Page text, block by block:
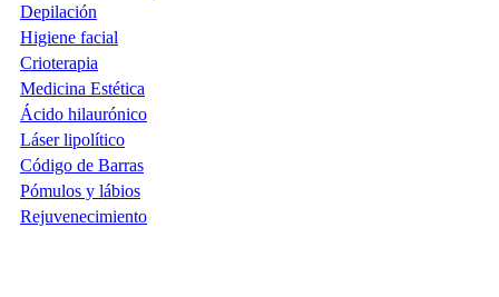
Depilación
Higiene facial
Crioterapia
Medicina Estética
Ácido hilaurónico
Láser lipolítico
Código de Barras
Pómulos y lábios
Rejuvenecimiento